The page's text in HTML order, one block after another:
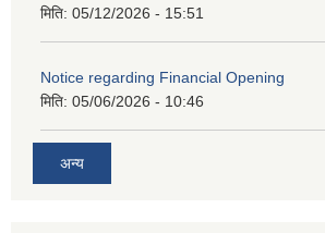
मिति: 05/12/2026 - 15:51
Notice regarding Financial Opening
मिति: 05/06/2026 - 10:46
अन्य